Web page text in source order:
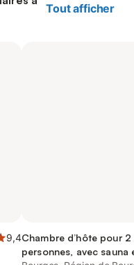
Tout afficher
9,4Chambre d’hôte pour 2
personnes, avec sauna